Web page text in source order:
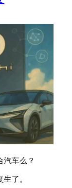
汽车么？
了。